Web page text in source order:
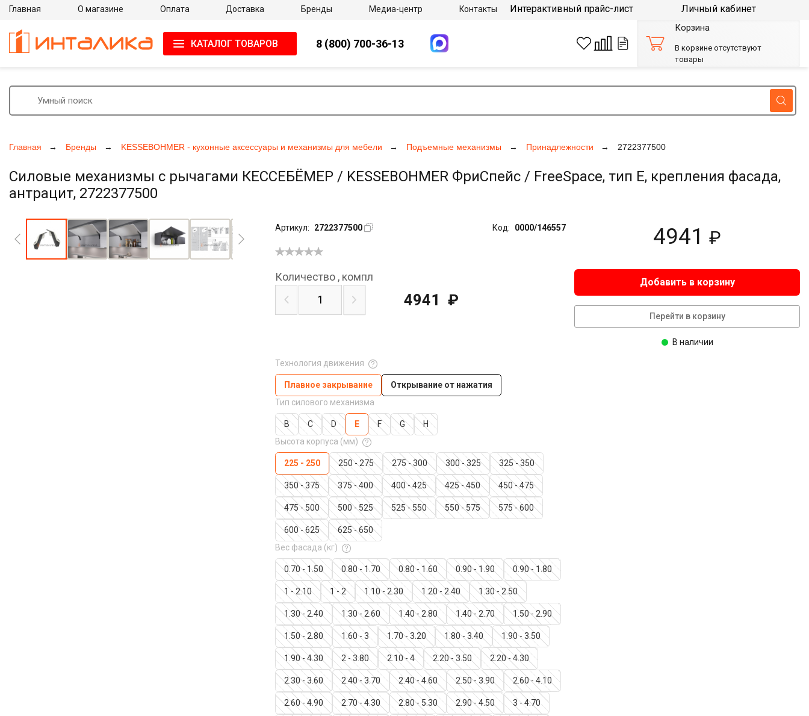
Главная Бренды KESSEBOHMER - кухонные аксессуары и механизмы для мебели Подъемные механизмы Принадлежности 2722377500
Силовые механизмы с рычагами КЕССЕБЁМЕР / KESSEBOHMER ФриСпейс / FreeSpace, тип E, крепления фасада,
антрацит, 2722377500
Артикул: 2722377500 Код: 0000/146557 4941 ₽
Технология движения
Плавное закрывание
Открывание от нажатия
Тип силового механизма
B C D E F G
H
Высота корпуса (мм)
225 - 250 250 - 275 275 - 300 300 - 325 325 - 350
350 - 375 375 - 400 400 - 425 425 - 450 450 - 475
475 - 500 500 - 525 525 - 550 550 - 575 575 - 600
600 - 625
625 - 650
Вес фасада (кг)
0.70 - 1.50 0.80 - 1.70 0.80 - 1.60 0.90 - 1.90 0.90 - 1.80
1 - 2.10 1 - 2 1.10 - 2.30 1.20 - 2.40 1.30 - 2.50
1.30 - 2.40 1.30 - 2.60 1.40 - 2.80 1.40 - 2.70 1.50 - 2.90
1.50 - 2.80 1.60 - 3 1.70 - 3.20 1.80 - 3.40 1.90 - 3.50
1.90 - 4.30 2 - 3.80 2.10 - 4 2.20 - 3.50 2.20 - 4.30
2.30 - 3.60 2.40 - 3.70 2.40 - 4.60 2.50 - 3.90 2.60 - 4.10
2.60 - 4.90 2.70 - 4.30 2.80 - 5.30 2.90 - 4.50 3 - 4.70
Количество , компл
4941 ₽
Добавить в корзину
Перейти в корзину
В наличии
Главная О магазине Оплата Доставка Бренды Медиа-центр Контакты Интерактивный прайс-лист Личный кабинет
КАТАЛОГ ТОВАРОВ 8 (800) 700-36-13
Корзина
В корзине отсутствуют
товары